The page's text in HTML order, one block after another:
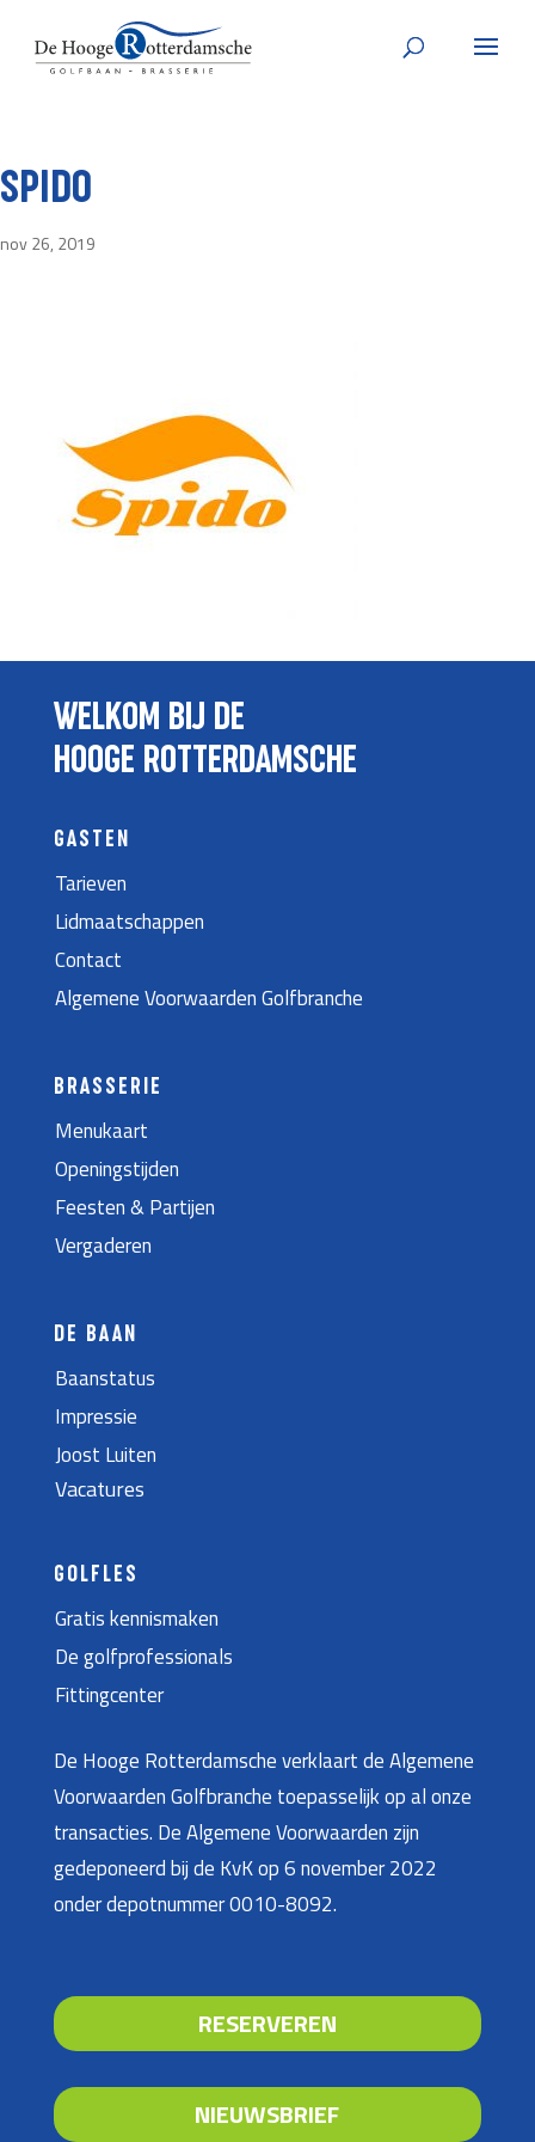
SPIDO
nov 26, 2019
WELKOM BIJ DE
HOOGE ROTTERDAMSCHE
GASTEN
Tarieven
Lidmaatschappen
Contact
Algemene Voorwaarden Golfbranche
BRASSERIE
Menukaart
Openingstijden
Feesten & Partijen
Vergaderen
DE BAAN
Baanstatus
Impressie
Joost Luiten
Vacatures
GOLFLES
Gratis kennismaken
De golfprofessionals
Fittingcenter
De Hooge Rotterdamsche verklaart de Algemene
Voorwaarden Golfbranche toepasselijk op al onze
transacties. De Algemene Voorwaarden zijn
gedeponeerd bij de KvK op 6 november 2022
onder depotnummer 0010-8092.
RESERVEREN
NIEUWSBRIEF